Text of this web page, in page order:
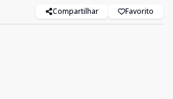
Compartilhar Favorito